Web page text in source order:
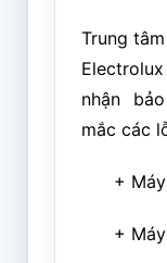
Trung
nhận
mắc các
+
+